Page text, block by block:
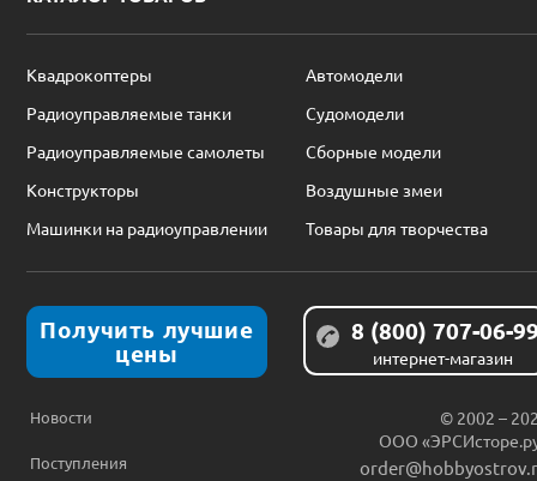
Квадрокоптеры
Автомодели
Радиоуправляемые танки
Судомодели
Радиоуправляемые самолеты
Сборные модели
Конструкторы
Воздушные змеи
Машинки на радиоуправлении
Товары для творчества
Получить лучшие
цены
8 (800) 707-06-
интернет-магазин
Новости
Поступления
© 2002 –
ООО